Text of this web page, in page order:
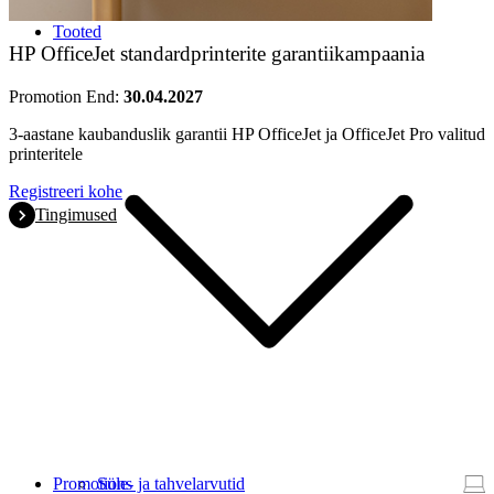
Tooted
Süle- ja tahvelarvutid
Promotions
HP OfficeJet standardprinterite garantiikampaania
Promotion End: 30.04.2027
3-aastane kaubanduslik garantii HP OfficeJet ja OfficeJet Pro valitud
printeritele
Registreeri kohe
Tingimused